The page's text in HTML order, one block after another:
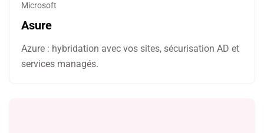
Microsoft
Asure
Azure : hybridation avec vos sites, sécurisation AD et
services managés.